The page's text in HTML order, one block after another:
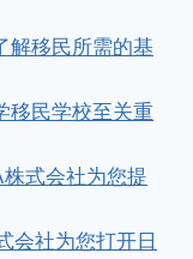
解移民所需的基
移民学校至关重
式会社为您提
会社为您打开日